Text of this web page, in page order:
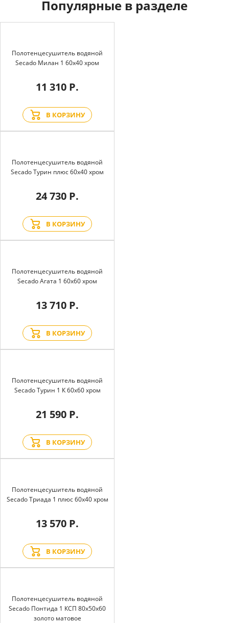
Популярные в разделе
Полотенцесушитель водяной
Secado Милан 1 60x40 хром
11 310 Р.
В КОРЗИНУ
Полотенцесушитель водяной
Secado Турин плюс 60x40 хром
24 730 Р.
В КОРЗИНУ
Полотенцесушитель водяной
Secado Агата 1 60x60 хром
13 710 Р.
В КОРЗИНУ
Полотенцесушитель водяной
Secado Турин 1 К 60x60 хром
21 590 Р.
В КОРЗИНУ
Полотенцесушитель водяной
Secado Триада 1 плюс 60x40 хром
13 570 Р.
В КОРЗИНУ
Полотенцесушитель водяной
Secado Понтида 1 КСП 80x50x60
золото матовое